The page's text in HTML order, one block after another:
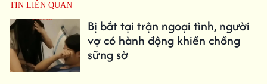
TIN LIÊN QUAN
Bị bắt tại trận ngoại tình, người
vợ có hành động khiến chồng
sững sờ